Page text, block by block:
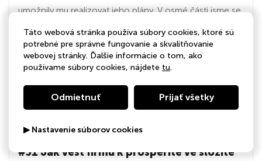
umožnily mu realizovat jeho plány. V osmé části jsme se
konkrétně strategii 3P – pozorovat a pochopit, co se
děje, přizpůsobit se novému...
47:49
24.09.2022
#51 Jak vést firmu k prosperitě ve složité
Táto webová stránka používa súbory cookies, ktoré sú
potrebné pre správne fungovanie a skvalitňovanie
webovej stránky. Ďalšie informácie o tom, ako
používame súbory cookies, nájdete tu.
Odmietnuť Prijať všetky
▶ Nastavenie súborov cookies